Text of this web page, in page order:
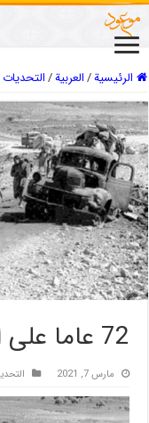
الرئيسية/العربیة/
72 عاما على انتهاء حرب فلسطين
مارس 7, 2021